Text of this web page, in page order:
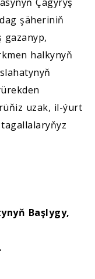
şäheriniň
gazanyp,
halkynyň
uzak, il-ýurt
Başlygy,